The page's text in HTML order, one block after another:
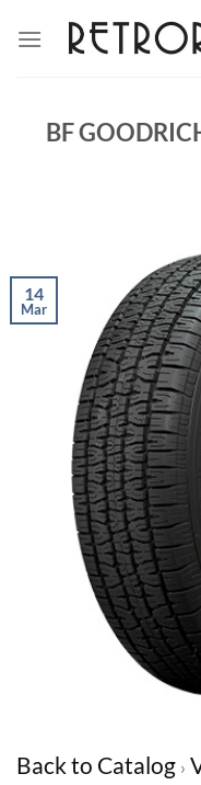
BF
14
Mar
Back to Catalog